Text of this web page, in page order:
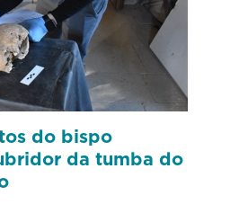
do bispo
da tumba do